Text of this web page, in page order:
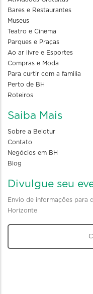
Bares e Restaurantes
Museus
Teatro e Cinema
Parques e Praças
Ao ar livre e Esportes
Compras e Moda
Para curtir com a familia
Perto de BH
Roteiros
Saiba Mais
Sobre a Belotur
Contato
Negócios em BH
Blog
Divulgue seu
Envio de informações para
Horizonte